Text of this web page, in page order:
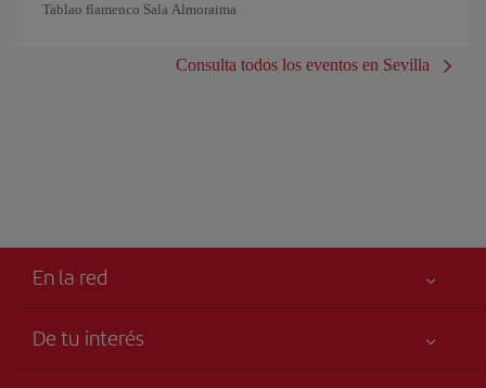
Tablao flamenco Sala Almoraima
Consulta todos los eventos en Sevilla
En la red
De tu interés